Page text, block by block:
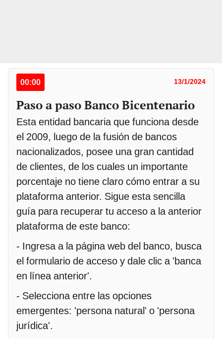
00:00 13/1/2024
Paso a paso Banco Bicentenario
Esta entidad bancaria que funciona desde
el 2009, luego de la fusión de bancos
nacionalizados, posee una gran cantidad
de clientes, de los cuales un importante
porcentaje no tiene claro cómo entrar a su
plataforma anterior. Sigue esta sencilla
guía para recuperar tu acceso a la anterior
plataforma de este banco:
- Ingresa a la página web del banco, busca
el formulario de acceso y dale clic a 'banca
en línea anterior'.
- Selecciona entre las opciones
emergentes: 'persona natural' o 'persona
jurídica'.